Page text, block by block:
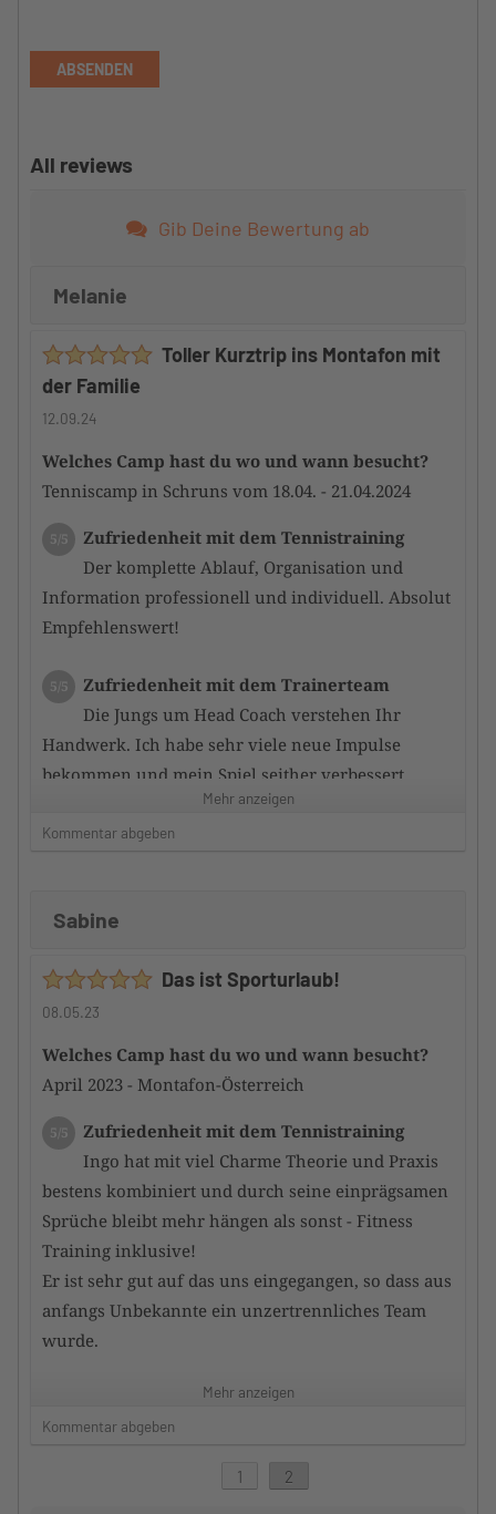
ABSENDEN
All reviews
Gib Deine Bewertung ab
Melanie
Toller Kurztrip ins Montafon mit
der Familie
12.09.24
Welches Camp hast du wo und wann besucht?
Tenniscamp in Schruns vom 18.04. - 21.04.2024
5/5
Zufriedenheit mit dem Tennistraining
Der komplette Ablauf, Organisation und
Information professionell und individuell. Absolut
Empfehlenswert!
5/5
Zufriedenheit mit dem Trainerteam
Die Jungs um Head Coach verstehen Ihr
Handwerk. Ich habe sehr viele neue Impulse
bekommen und mein Spiel seither verbessert.
5/5
Betreuung durch den Camp-Veranstalter
Kommunikation. Schnelle Reaktionszeit.
5/5
Zustand der Tennisanlage
Sehr schöne Anlage. Top gepflegter Zustand!
Zufriedenheit mit dem Hotel
TUI Blue, gut! Essen Bestens, allerdings kein
Schwimm und Wellnessbereich. Service teilweise
zu wenig Kundenorientiert.
Würdest du das Camp an andere
TennisTraveller weiterempfehlen
Dein Kommentar
WIr haben uns bei AS Tennis rundum wohlgefühlt!
Jederzeit gerne wieder!
Mehr anzeigen
Kommentar abgeben
Sabine
Das ist Sporturlaub!
08.05.23
Welches Camp hast du wo und wann besucht?
April 2023 - Montafon-Österreich
5/5
Zufriedenheit mit dem Tennistraining
Ingo hat mit viel Charme Theorie und Praxis
bestens kombiniert und durch seine einprägsamen
Sprüche bleibt mehr hängen als sonst - Fitness
Training inklusive!
Er ist sehr gut auf das uns eingegangen, so dass aus
anfangs Unbekannte ein unzertrennliches Team
wurde.
Zufriedenheit mit dem Trainerteam
Info hat alles alleine bestens gerockt!
Betreuung durch den Camp-Veranstalter
Mehr anzeigen
Kommentar abgeben
1 2